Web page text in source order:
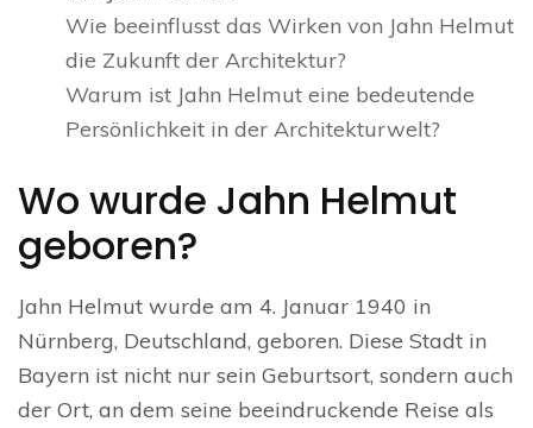
Wie beeinflusst das Wirken von Jahn Helmut
die Zukunft der Architektur?
Warum ist Jahn Helmut eine bedeutende
Persönlichkeit in der Architekturwelt?
Wo wurde Jahn Helmut
geboren?
Jahn Helmut wurde am 4. Januar 1940 in
Nürnberg, Deutschland, geboren. Diese Stadt in
Bayern ist nicht nur sein Geburtsort, sondern auch
der Ort, an dem seine beeindruckende Reise als